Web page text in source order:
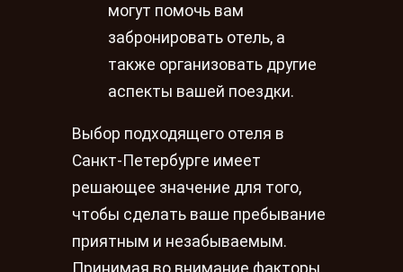
могут помочь вам
забронировать отель, а
также организовать другие
аспекты вашей поездки.
Выбор подходящего отеля в
Санкт-Петербурге имеет
решающее значение для того,
чтобы сделать ваше пребывание
приятным и незабываемым.